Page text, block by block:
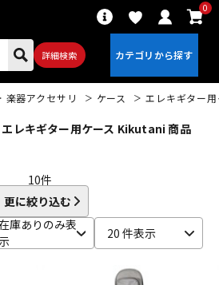
詳細検索
0
ウクレレ
楽器アクセサリ ケース エレキギター
エレキギター用ケース Kikutani 商品
10件
更に絞り込む
庫ありのみ表
20 件表示